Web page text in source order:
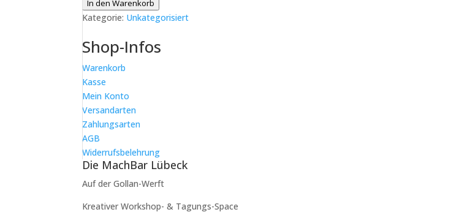
in
Siebdruck
Workshop
Familienticket
Menge
In den Warenkorb
Kategorie: Unkategorisiert
Shop-Infos
Warenkorb
Kasse
Mein Konto
Versandarten
Zahlungsarten
AGB
Widerrufsbelehrung
Die MachBar Lübeck
Auf der Gollan-Werft
Kreativer Workshop- & Tagungs-Space